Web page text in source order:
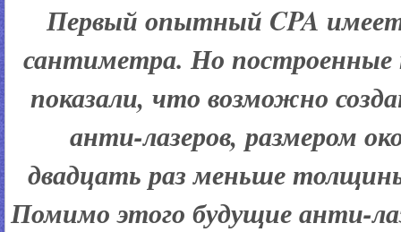
Первый опытный CPA имеет
сантиметра. Но
показали, что возможно
анти-лазеров, размером
двадцать раз меньше толщины
Помимо этого будущие анти-